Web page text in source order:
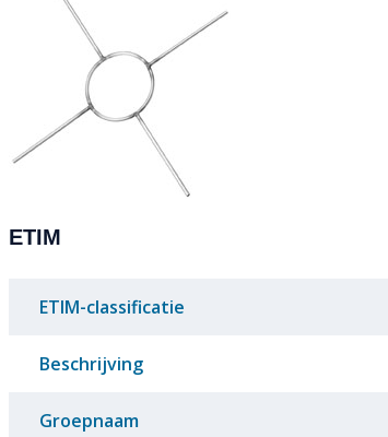
ETIM
ETIM-classificatie
Beschrijving
Groepnaam